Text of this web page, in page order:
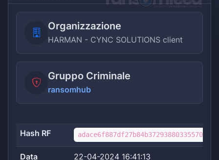
Organizzazione
HARMAN - CYNC SOLUTIONS client
Gruppo Criminale
ransomhub
Hash RF
Data
22-04-2024 16:41:13